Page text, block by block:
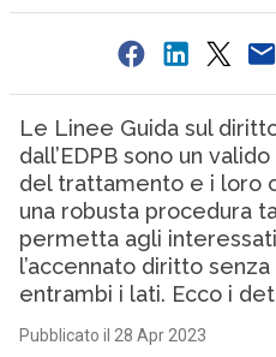
Le Linee Guida sul
dall’EDPB sono un
del trattamento e i loro
una robusta procedura
permetta agli
l’accennato diritto
entrambi i lati. Ecco i
Pubblicato il 28 Apr 2023